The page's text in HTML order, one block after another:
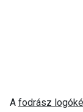
A fodrász